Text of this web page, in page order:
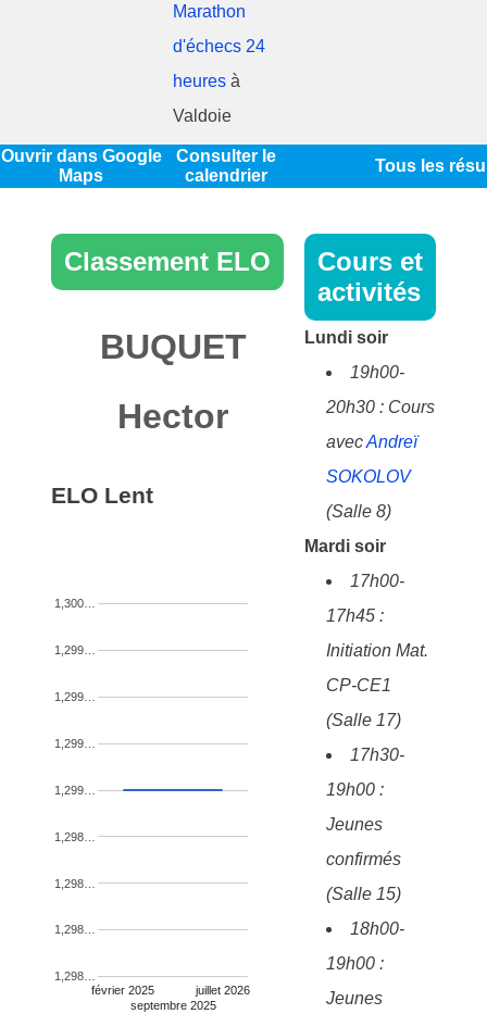
Marathon
d'échecs 24
heures à
Valdoie
Ouvrir dans Google
Maps
Consulter le
calendrier
Tous les
Classement ELO
BUQUET
Hector
ELO Lent
février 2025
septembre 2025
juillet 2026
1,298…
1,298…
1,298…
1,298…
1,299…
1,299…
1,299…
1,299…
1,300…
Cours et
activités
Lundi soir
19h00-
20h30 : Cours
avecAndreï
SOKOLOV
(Salle 8)
Mardi soir
17h00-
17h45 :
Initiation Mat.
CP-CE1
(Salle 17)
17h30-
19h00 :
Jeunes
confirmés
(Salle 15)
18h00-
19h00 :
Jeunes